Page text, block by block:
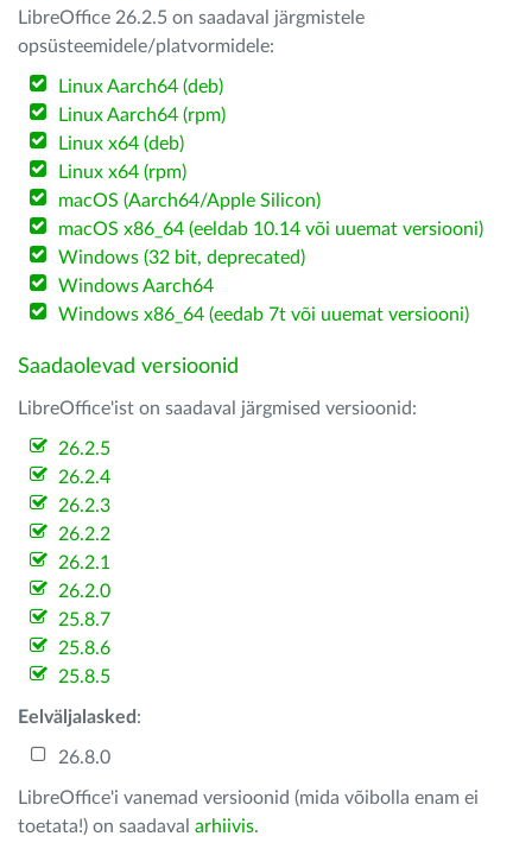
LibreOffice 26.2.5 on saadaval järgmistele
opsüsteemidele/platvormidele:
Linux Aarch64 (deb)
Linux Aarch64 (rpm)
Linux x64 (deb)
Linux x64 (rpm)
macOS (Aarch64/Apple Silicon)
macOS x86_64 (eeldab 10.14 või uuemat versiooni)
Windows (32 bit, deprecated)
Windows Aarch64
Windows x86_64 (eedab 7t või uuemat versiooni)
Saadaolevad versioonid
LibreOffice'ist on saadaval järgmised versioonid:
26.2.5
26.2.4
26.2.3
26.2.2
26.2.1
26.2.0
25.8.7
25.8.6
25.8.5
Eelväljalasked :
26.8.0
LibreOffice'i vanemad versioonid (mida võibolla enam ei
toetata!) on saadaval arhiivis.